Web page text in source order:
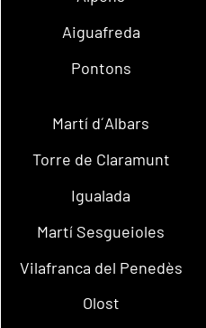
Aiguafreda
Pontons
Martí d´Albars
Torre de Claramunt
Igualada
Martí Sesgueioles
Vilafranca del Penedès
Olost